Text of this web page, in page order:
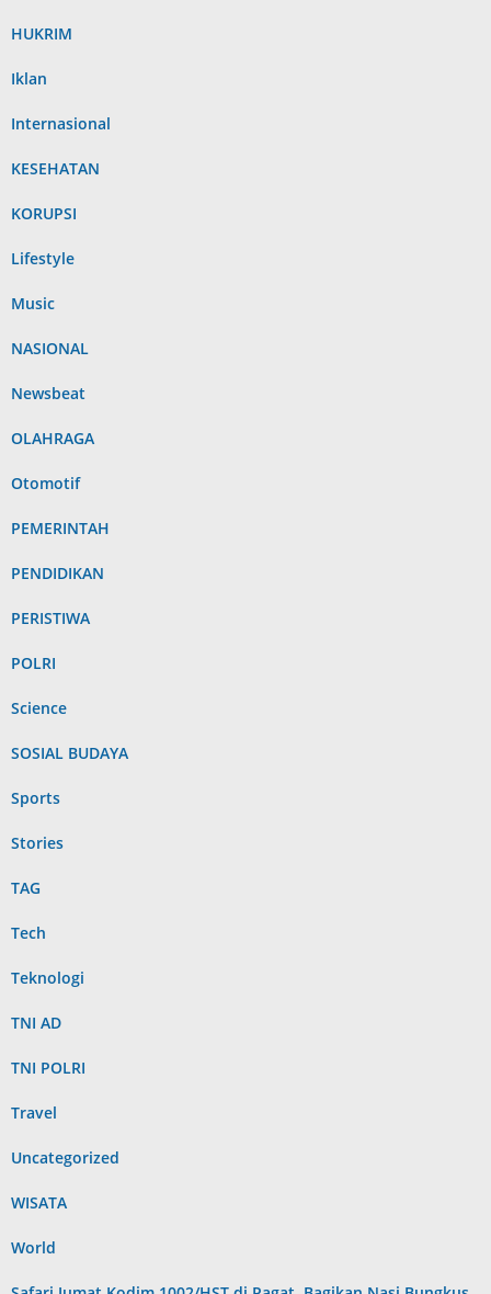
HUKRIM
Iklan
Internasional
KESEHATAN
KORUPSI
Lifestyle
Music
NASIONAL
Newsbeat
OLAHRAGA
Otomotif
PEMERINTAH
PENDIDIKAN
PERISTIWA
POLRI
Science
SOSIAL BUDAYA
Sports
Stories
TAG
Tech
Teknologi
TNI AD
TNI POLRI
Travel
Uncategorized
WISATA
World